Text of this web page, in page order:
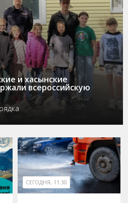
и хасынские
всероссийскую
СЕГОДНЯ, 11:30